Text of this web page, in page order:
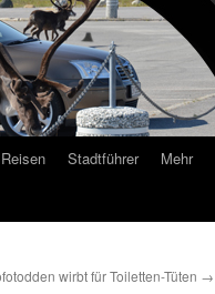
Reisen Stadtführer Mehr
wirbt für Toiletten-Tüten →